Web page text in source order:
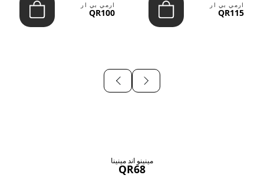
ارمي بي ار
QR115
ارمي بي ار
QR100
مينينو اند مينينا
QR68